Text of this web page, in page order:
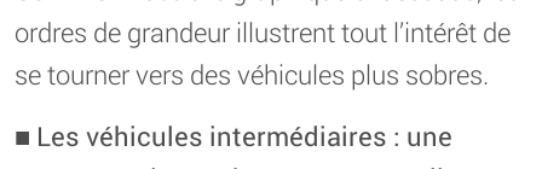
ordres de grandeur illustrent tout l’intérêt de
se tourner vers des véhicules plus sobres.
■ Les véhicules intermédiaires : une